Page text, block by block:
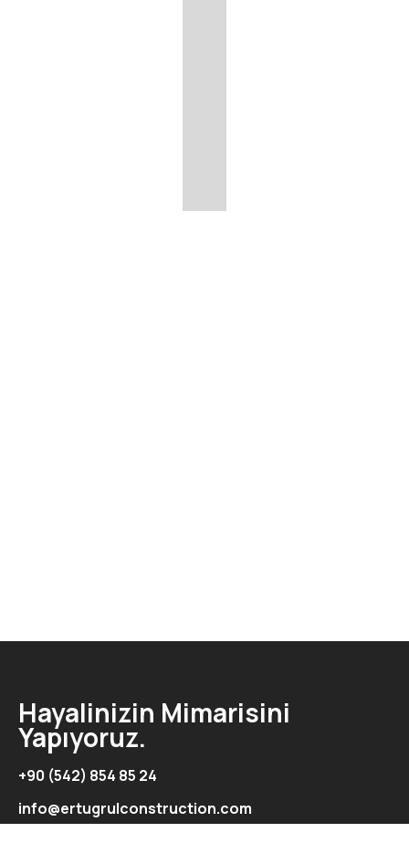
Hayalinizin Mimarisini
Yapıyoruz.
+90 (542) 854 85 24
info@ertugrulconstruction.com